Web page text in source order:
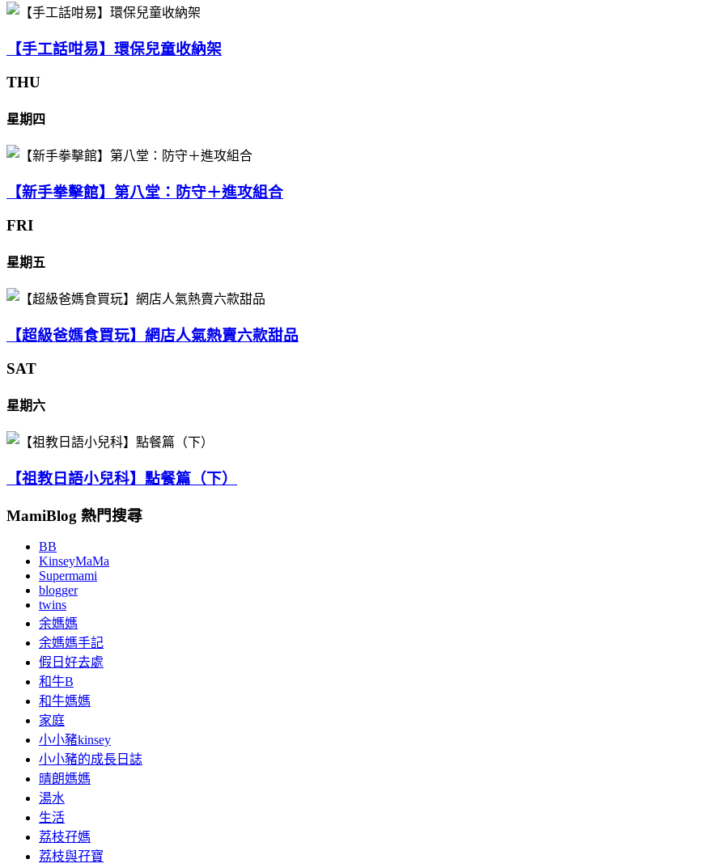
【手工話咁易】環保兒童收納架
THU
星期四
【新手拳擊館】第八堂：防守＋進攻組合
FRI
星期五
【超級爸媽食買玩】網店人氣熱賣六款甜品
SAT
星期六
【祖教日語小兒科】點餐篇（下）
MamiBlog 熱門搜尋
BB
KinseyMaMa
Supermami
blogger
twins
余媽媽
余媽媽手記
假日好去處
和牛B
和牛媽媽
家庭
小小豬kinsey
小小豬的成長日誌
晴朗媽媽
湯水
生活
荔枝孖媽
荔枝與孖寶